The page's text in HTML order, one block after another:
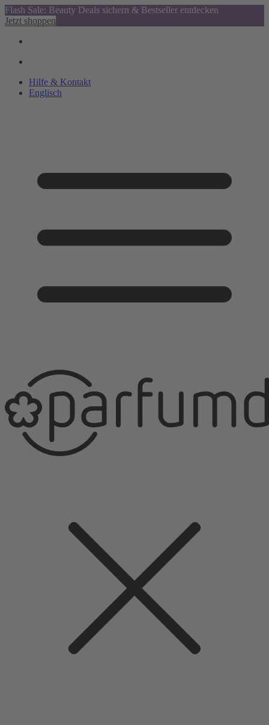
Flash Sale: Beauty Deals sichern & Bestseller entdecken
Jetzt shoppen
Hilfe & Kontakt
Englisch